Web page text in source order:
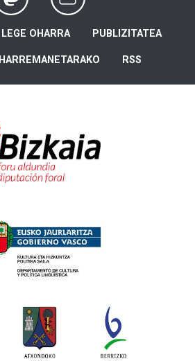
LEGE OHARRA PUBLIZITATEA
HARREMANETARAKO RSS